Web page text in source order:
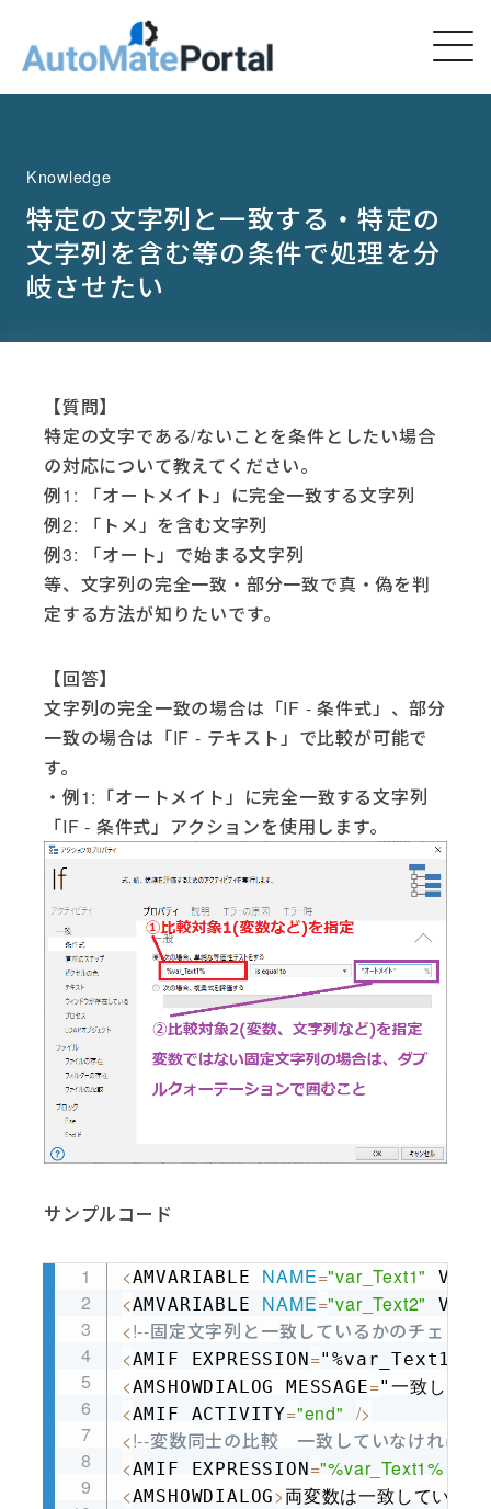
Knowledge
特定の文字列と一致する・特定の
文字列を含む等の条件で処理を分
岐させたい
【質問】
特定の文字である/ないことを条件としたい場合
の対応について教えてください。
例1: 「オートメイト」に完全一致する文字列
例2: 「トメ」を含む文字列
例3: 「オート」で始まる文字列
等、文字列の完全一致・部分一致で真・偽を判
定する方法が知りたいです。
【回答】
文字列の完全一致の場合は「IF - 条件式」、部分
一致の場合は「IF - テキスト」で比較が可能で
す。
・例1:「オートメイト」に完全一致する文字列
「IF - 条件式」アクションを使用します。
サンプルコード
<AMVARIABLE NAME="var_Text1"
<AMVARIABLE NAME="var_Text2"
<!--固定文字列と一致しているかのチェッ
<AMIF EXPRESSION="%var_Text1%
<AMSHOWDIALOG MESSAGE="一致して
<AMIF ACTIVITY="end" />
<!--変数同士の比較　一致していなければIF
<AMIF EXPRESSION="%var_Text1%
<AMSHOWDIALOG> 両変数は一致していま
Copy